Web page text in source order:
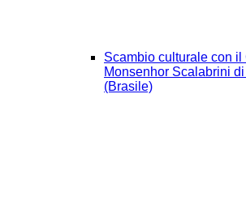
Scambio culturale con
Monsenhor Scalabrini
(Brasile)